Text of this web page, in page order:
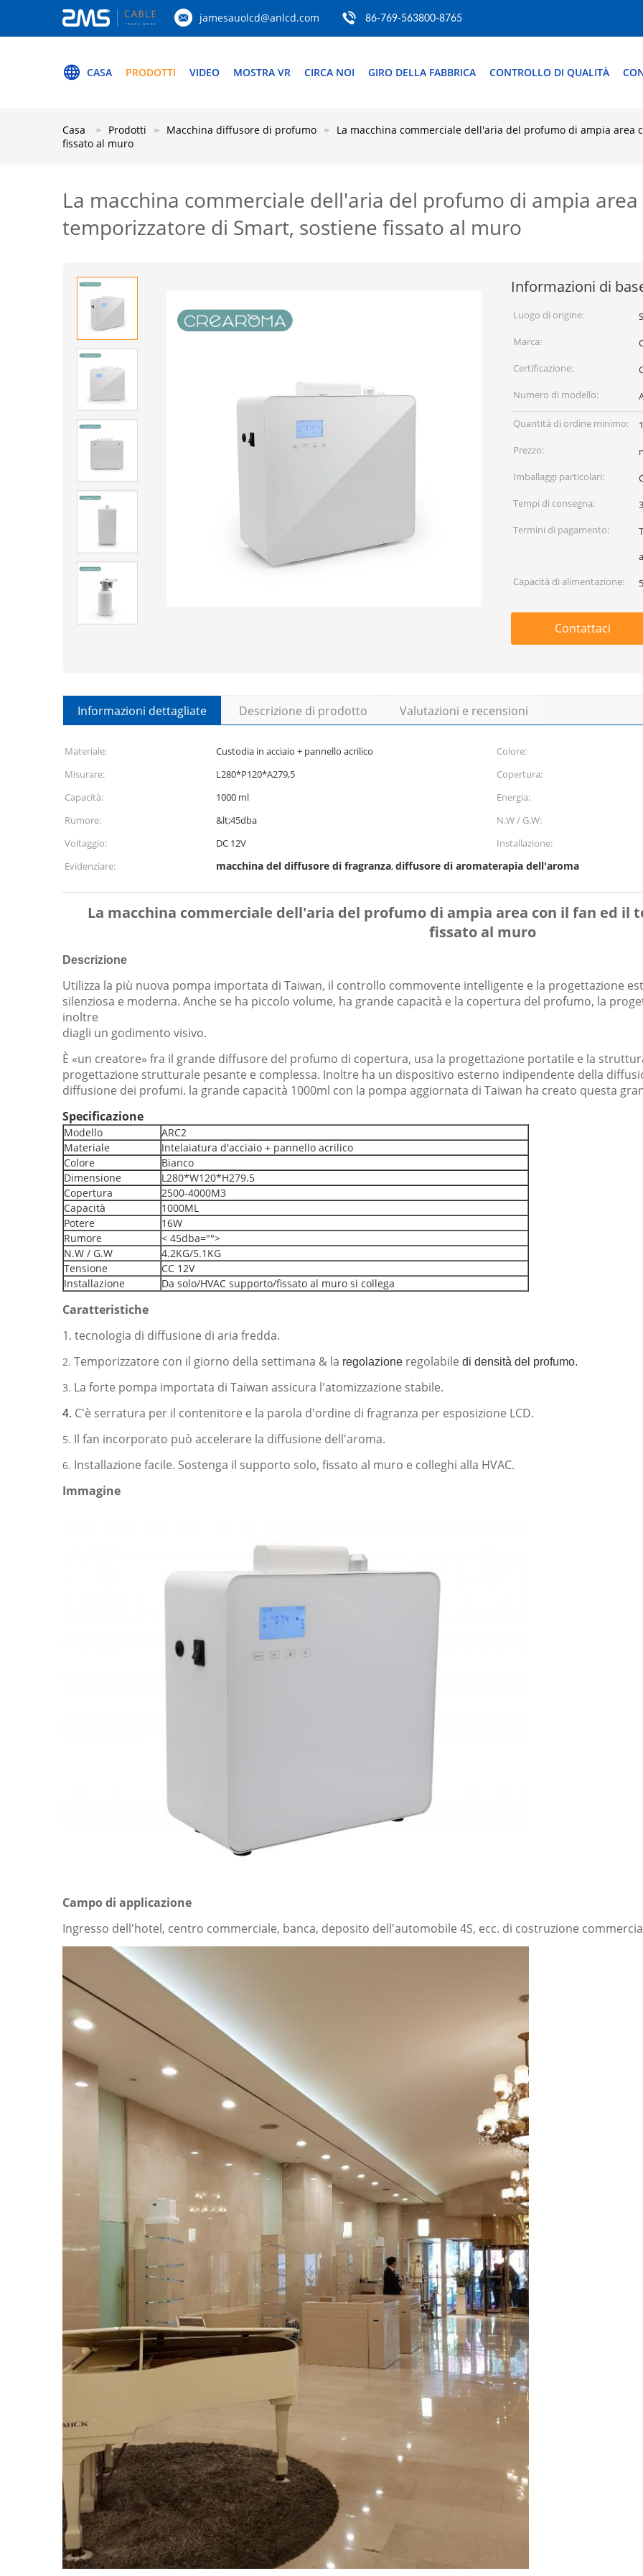
jamesauolcd@anlcd.com 86-769-563800-8765
CASA PRODOTTI VIDEO MOSTRA VR CIRCA NOI GIRO DELLA FABBRICA CONTROLLO DI QUALITÀ
Casa Prodotti Macchina diffusore di profumo
La macchina commerciale dell'aria del profumo di ampia
fissato al muro
La macchina commerciale dell'aria del profumo di ampia
temporizzatore di Smart, sostiene fissato al muro
Informazioni di
Luogo di origine:
Marca:
Certificazione:
Numero di modello:
Quantità di ordine minimo:
Prezzo:
Imballaggi particolari:
Tempi di consegna:
Termini di pagamento:
Capacità di alimentazione:
Contattaci
Informazioni dettagliate Descrizione di prodotto Valutazioni e recensioni
Materiale: Custodia in acciaio + pannello acrilico
Colore:
Misurare:
L280*P120*A279,5
Copertura:
Capacità:
1000 ml
Energia:
Rumore:
&lt;45dba
N.W / G.W:
Voltaggio:
DC 12V
Installazione:
Evidenziare:
macchina del diffusore di fragranza,diffusore di aromaterapia dell'aroma
La macchina commerciale dell'aria del profumo di ampia area con il fan ed il
fissato al muro
Descrizione
Utilizza la più nuova pompa importata di Taiwan, il controllo commovente intelligente e la progettazione
silenziosa e moderna. Anche se ha piccolo volume, ha grande capacità e la copertura del profumo, la
inoltre
diagli un godimento visivo.
È «un creatore» fra il grande diffusore del profumo di copertura, usa la progettazione portatile e la
progettazione strutturale pesante e complessa. Inoltre ha un dispositivo esterno indipendente della
diffusione dei profumi. la grande capacità 1000ml con la pompa aggiornata di Taiwan ha creato questa
Specificazione
Modello
ARC2
Materiale
Intelaiatura d'acciaio + pannello acrilico
Colore
Bianco
Dimensione
L280*W120*H279.5
Copertura
2500-4000M3
Capacità
1000ML
Potere
16W
Rumore
< 45dba="">
N.W / G.W
4.2KG/5.1KG
Tensione
CC 12V
Installazione
Da solo/HVAC supporto/fissato al muro si collega
Caratteristiche
1. tecnologia di diffusione di aria fredda.
2. Temporizzatore con il giorno della settimana & la regolazione regolabile di densità del profumo.
3. La forte pompa importata di Taiwan assicura l'atomizzazione stabile.
4. C'è serratura per il contenitore e la parola d'ordine di fragranza per esposizione LCD.
5. Il fan incorporato può accelerare la diffusione dell'aroma.
6. Installazione facile. Sostenga il supporto solo, fissato al muro e colleghi alla HVAC.
Immagine
Campo di applicazione
Ingresso dell'hotel, centro commerciale, banca, deposito dell'automobile 4S, ecc. di costruzione